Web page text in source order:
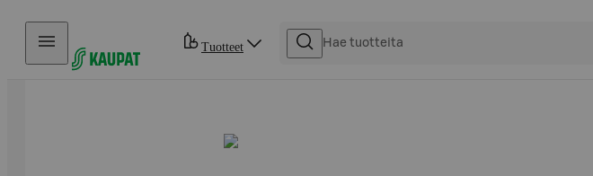
Hyppää sisältöön
Tuotteet